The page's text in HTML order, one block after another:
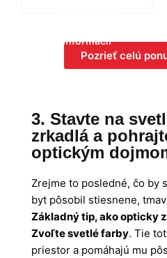
informácií
Pozrieť celú
3. Stavte na
zrkadlá a
optickým
Zrejme to posledné, čo by
byt pôsobil stiesnene,
Základný tip, ako opticky
Zvoľte svetlé farby. Tie
priestor a pomáhajú mu